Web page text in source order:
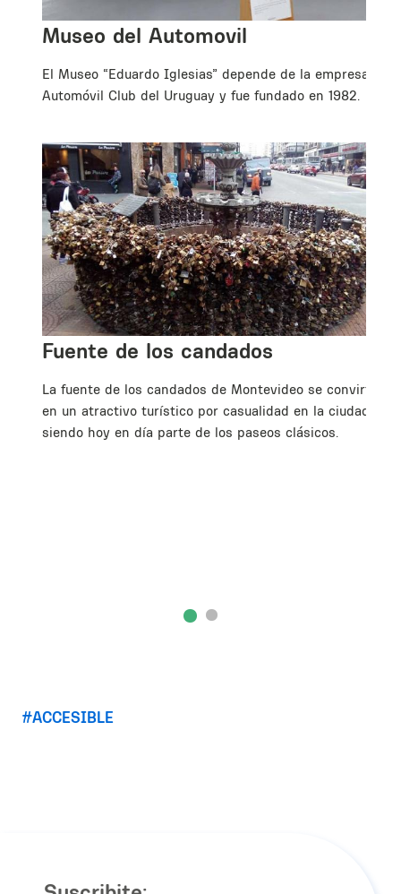
Museo del Automovil
El Museo “Eduardo Iglesias” depende de la empresa
Automóvil Club del Uruguay y fue fundado en 1982.
Fuente de los candados
La fuente de los candados de Montevideo se convirtió
en un atractivo turístico por casualidad en la ciudad,
siendo hoy en día parte de los paseos clásicos.
ACCESIBLE